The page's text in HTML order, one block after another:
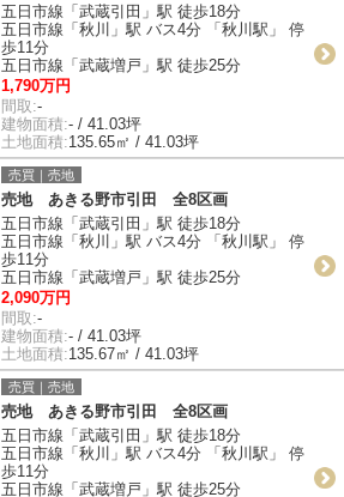
五日市線「武蔵引田」駅 徒歩18分
五日市線「秋川」駅 バス4分 「秋川駅」 停
歩11分
五日市線「武蔵増戸」駅 徒歩25分
1,790万円
間取:-
建物面積:- / 41.03坪
土地面積:135.65㎡ / 41.03坪
売買｜売地
売地 あきる野市引田 全8区画
五日市線「武蔵引田」駅 徒歩18分
五日市線「秋川」駅 バス4分 「秋川駅」 停
歩11分
五日市線「武蔵増戸」駅 徒歩25分
2,090万円
間取:-
建物面積:- / 41.03坪
土地面積:135.67㎡ / 41.03坪
売買｜売地
売地 あきる野市引田 全8区画
五日市線「武蔵引田」駅 徒歩18分
五日市線「秋川」駅 バス4分 「秋川駅」 停
歩11分
五日市線「武蔵増戸」駅 徒歩25分